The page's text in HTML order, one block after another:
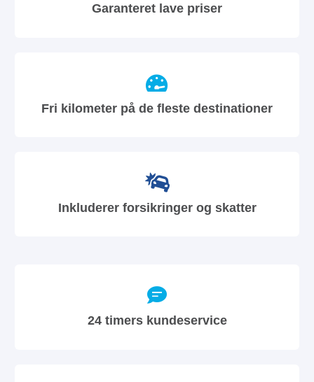
Garanteret lave priser
Fri kilometer på de fleste destinationer
Inkluderer forsikringer og skatter
24 timers kundeservice